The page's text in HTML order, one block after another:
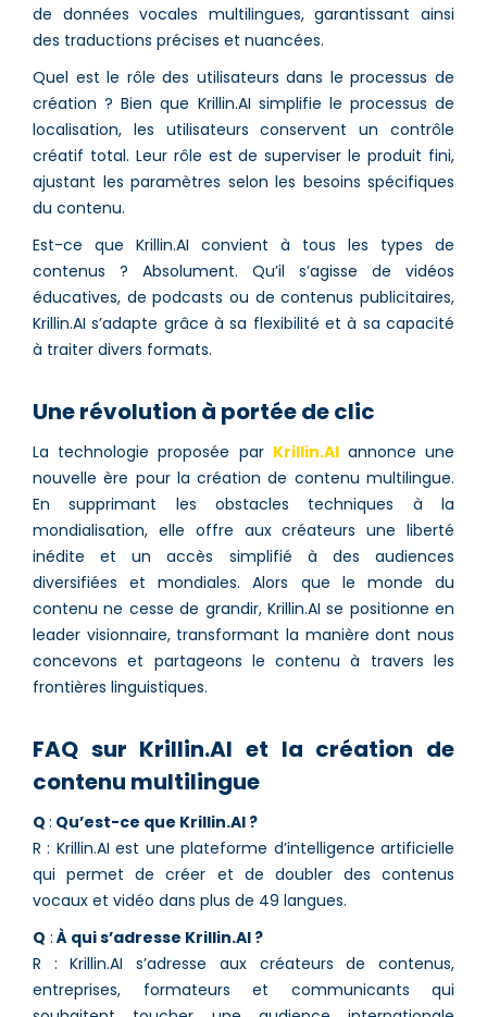
de données vocales multilingues, garantissant ainsi
des traductions précises et nuancées.
Quel est le rôle des utilisateurs dans le processus de
création ? Bien que Krillin.AI simplifie le processus de
localisation, les utilisateurs conservent un contrôle
créatif total. Leur rôle est de superviser le produit fini,
ajustant les paramètres selon les besoins spécifiques
du contenu.
Est-ce que Krillin.AI convient à tous les types de
contenus ? Absolument. Qu’il s’agisse de vidéos
éducatives, de podcasts ou de contenus publicitaires,
Krillin.AI s’adapte grâce à sa flexibilité et à sa capacité
à traiter divers formats.
Une révolution à portée de clic
La technologie proposée par Krillin.AIannonce une
nouvelle ère pour la création de contenu multilingue.
En supprimant les obstacles techniques à la
mondialisation, elle offre aux créateurs une liberté
inédite et un accès simplifié à des audiences
diversifiées et mondiales. Alors que le monde du
contenu ne cesse de grandir, Krillin.AI se positionne en
leader visionnaire, transformant la manière dont nous
concevons et partageons le contenu à travers les
frontières linguistiques.
FAQ sur Krillin.AI et la création de
contenu multilingue
Q : Qu’est-ce que Krillin.AI ?
R : Krillin.AI est une plateforme d’intelligence artificielle
qui permet de créer et de doubler des contenus
vocaux et vidéo dans plus de 49 langues.
Q : À qui s’adresse Krillin.AI ?
R : Krillin.AI s’adresse aux créateurs de contenus,
entreprises, formateurs et communicants qui